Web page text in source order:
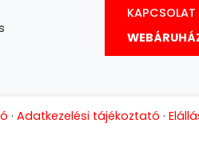
KAPCSOLAT
· Adatkezelési tájékoztató ·